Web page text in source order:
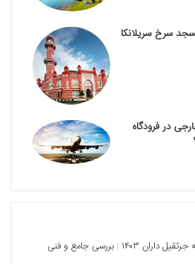
سرخ سریلانکا
در فرودگاه
۱۴۰۳ : بررسی جامع و فنی